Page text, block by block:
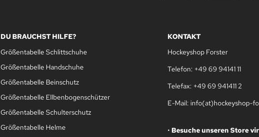
DU BRAUCHST HILFE?
Größentabelle Schlittschuhe
Größentabelle Handschuhe
Größentabelle Beinschutz
Größentabelle Ellbenbogenschützer
Größentabelle Schulterschutz
Größentabelle Helme
KONTAKT
Hockeyshop Forster
Telefon: +49 69 94141 11
Telefax: +49 69 941411 2
E-Mail: info(at)hockeyshop-
• Besuche unseren Store